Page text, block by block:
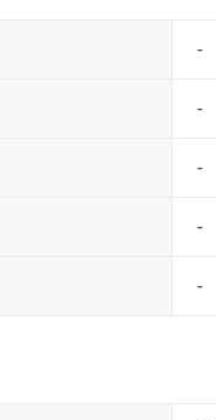
-
-
-
-
-